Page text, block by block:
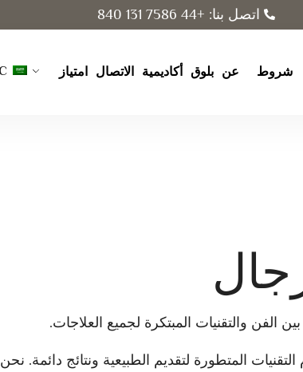
اتصل بنا: +44 7586 131 840
شروط عن بلوق أكاديمية الاتصال امتياز ARABIC
والتقنيات المبتكرة لجميع العلاجات.
المتطورة لتقديم الطبيعية ونتائج دائمة. نحن